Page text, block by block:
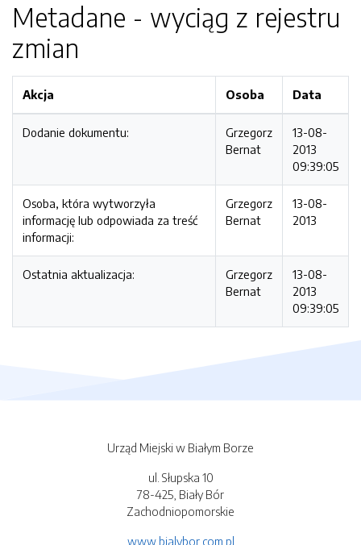
Metadane - wyciąg z rejestru
zmian
Akcja Osoba Data
Dodanie dokumentu:
Grzegorz
Bernat
13-08-
2013
09:39:05
Osoba, która wytworzyła
informację lub odpowiada za treść
informacji:
Grzegorz
Bernat
13-08-
2013
Ostatnia aktualizacja:
Grzegorz
Bernat
13-08-
2013
09:39:05
Urząd Miejski w Białym Borze
ul. Słupska 10
78-425, Biały Bór
Zachodniopomorskie
www.bialybor.com.pl